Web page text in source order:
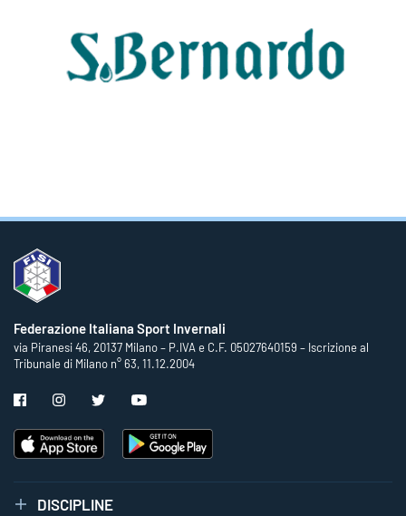
Federazione Italiana Sport Invernali
via Piranesi 46, 20137 Milano – P.IVA e C.F. 05027640159 – Iscrizione al
Tribunale di Milano n° 63, 11.12.2004
DISCIPLINE